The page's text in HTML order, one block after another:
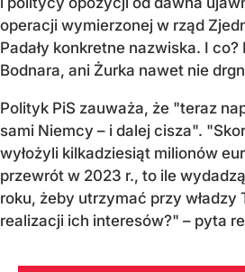
operacji wymierzonej w rząd
Padały konkretne nazwiska. I
Bodnara, ani Żurka nawet nie
Polityk PiS zauważa, że "teraz
sami Niemcy – i dalej cisza".
wyłożyli kilkadziesiąt milionów
przewrót w 2023 r., to ile
roku, żeby utrzymać przy władzy
realizacji ich interesów?" – pyta